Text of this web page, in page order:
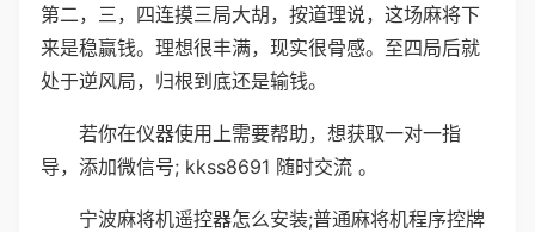
第二，三，四连摸三局大胡，按道理说，这场麻将下
来是稳赢钱。理想很丰满，现实很骨感。至四局后就
处于逆风局，归根到底还是输钱。
若你在仪器使用上需要帮助，想获取一对一指
导，添加微信号; kkss8691 随时交流 。
宁波麻将机遥控器怎么安装;普通麻将机程序控牌